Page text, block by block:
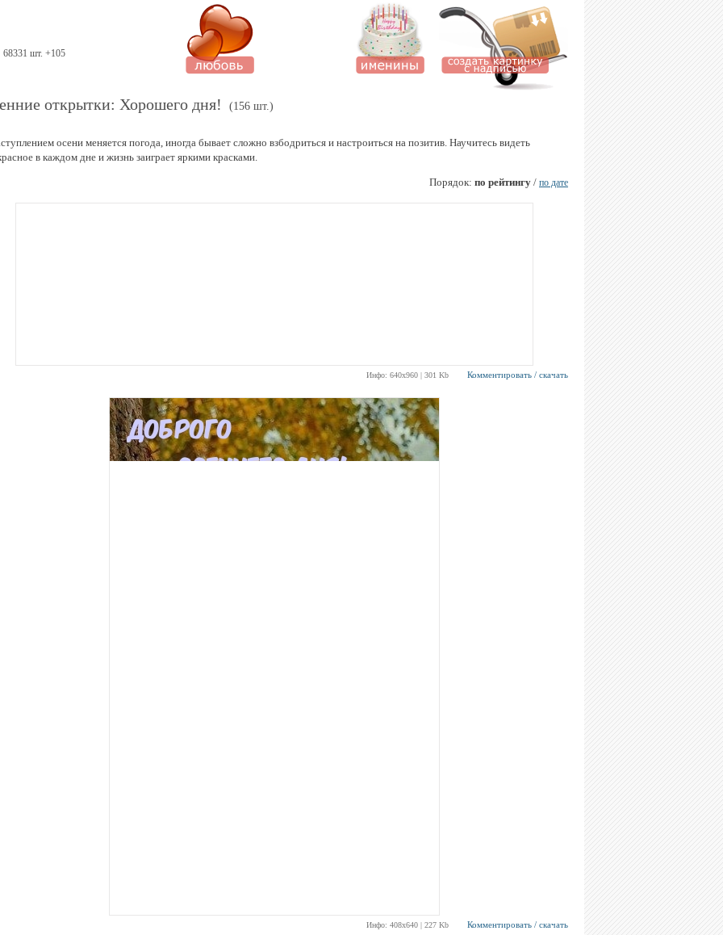
68331 шт. +105
открытки: Хорошего дня! (156 шт.)
осени меняется погода, иногда бывает сложно взбодриться и настроиться на позитив. Научитесь видеть
в каждом дне и жизнь заиграет яркими красками.
Порядок: по рейтингу / по дате
Инфо: 640х960 | 301 Kb Комментировать / скачать
Инфо: 408х640 | 227 Kb Комментировать / скачать